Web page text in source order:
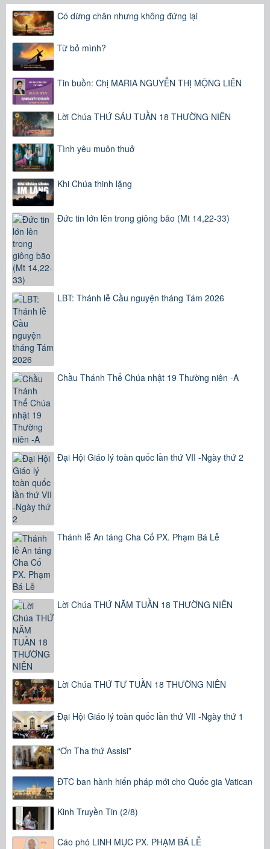
Có dừng chân nhưng không đứng lại
Từ bỏ mình?
Tin buồn: Chị MARIA NGUYỄN THỊ MỘNG LIÊN
Lời Chúa THỨ SÁU TUẦN 18 THƯỜNG NIÊN
Tình yêu muôn thuở
Khi Chúa thinh lặng
Đức tin lớn lên trong giông bão (Mt 14,22-33)
LBT: Thánh lễ Cầu nguyện tháng Tám 2026
Chầu Thánh Thể Chúa nhật 19 Thường niên -A
Đại Hội Giáo lý toàn quốc lần thứ VII -Ngày thứ 2
Thánh lễ An táng Cha Cố PX. Phạm Bá Lễ
Lời Chúa THỨ NĂM TUẦN 18 THƯỜNG NIÊN
Lời Chúa THỨ TƯ TUẦN 18 THƯỜNG NIÊN
Đại Hội Giáo lý toàn quốc lần thứ VII -Ngày thứ 1
“Ơn Tha thứ Assisi”
ĐTC ban hành hiến pháp mới cho Quốc gia Vatican
Kinh Truyền Tin (2/8)
Cáo phó LINH MỤC PX. PHẠM BÁ LỄ